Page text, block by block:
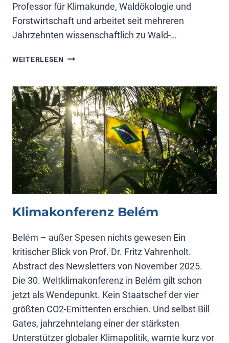
Professor für Klimakunde, Waldökologie und
Forstwirtschaft und arbeitet seit mehreren
Jahrzehnten wissenschaftlich zu Wald-…
WEITERLESEN WINDKRAFT:
PROF.
SCHULTE
Klimakonferenz Belém
Belém – außer Spesen nichts gewesen Ein
kritischer Blick von Prof. Dr. Fritz Vahrenholt.
Abstract des Newsletters von November 2025.
Die 30. Weltklimakonferenz in Belém gilt schon
jetzt als Wendepunkt. Kein Staatschef der vier
größten CO2-Emittenten erschien. Und selbst Bill
Gates, jahrzehntelang einer der stärksten
Unterstützer globaler Klimapolitik, warnte kurz vor